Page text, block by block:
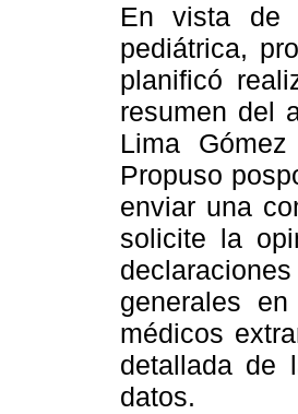
En vista de
pediátrica,
planificó
resumen del
Lima
Propuso
enviar una
solicite la
generales
médicos
detallada de
datos.